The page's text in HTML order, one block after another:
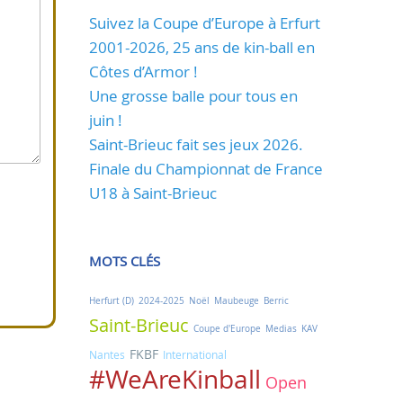
Suivez la Coupe d’Europe à Erfurt
2001-2026, 25 ans de kin-ball en
Côtes d’Armor !
Une grosse balle pour tous en
juin !
Saint-Brieuc fait ses jeux 2026.
Finale du Championnat de France
U18 à Saint-Brieuc
MOTS CLÉS
Herfurt (D) 2024-2025 Noël Maubeuge Berric
Saint-Brieuc Coupe d'Europe Medias KAV
Nantes FKBF International
#WeAreKinball Open